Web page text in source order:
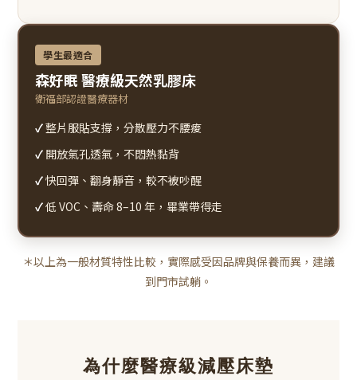
學生最適合
森好眠 醫療級天然乳膠床
衛福部認證醫療器材
✓整片服貼支撐，分散壓力不腰痠
✓ 開放氣孔透氣，不悶熱黏背
✓快回彈、翻身靜音，較不被吵醒
✓低 VOC、壽命 8–10 年，畢業帶得走
＊以上為一般材質特性比較，實際感受因品牌與保養而異，建議
到門市試躺。
為什麼醫療級減壓床墊